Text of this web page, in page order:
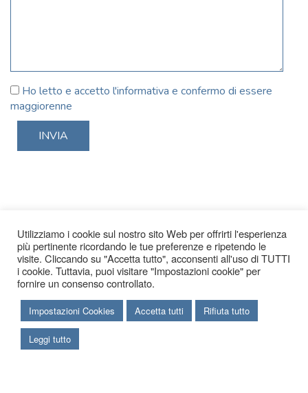
Ho letto e accetto l'informativa e confermo di essere
maggiorenne
Utilizziamo i cookie sul nostro sito Web per offrirti l'esperienza
più pertinente ricordando le tue preferenze e ripetendo le
visite. Cliccando su "Accetta tutto", acconsenti all'uso di TUTTI
i cookie. Tuttavia, puoi visitare "Impostazioni cookie" per
fornire un consenso controllato.
Impostazioni Cookies Accetta tutti Rifiuta tutto
Leggi tutto